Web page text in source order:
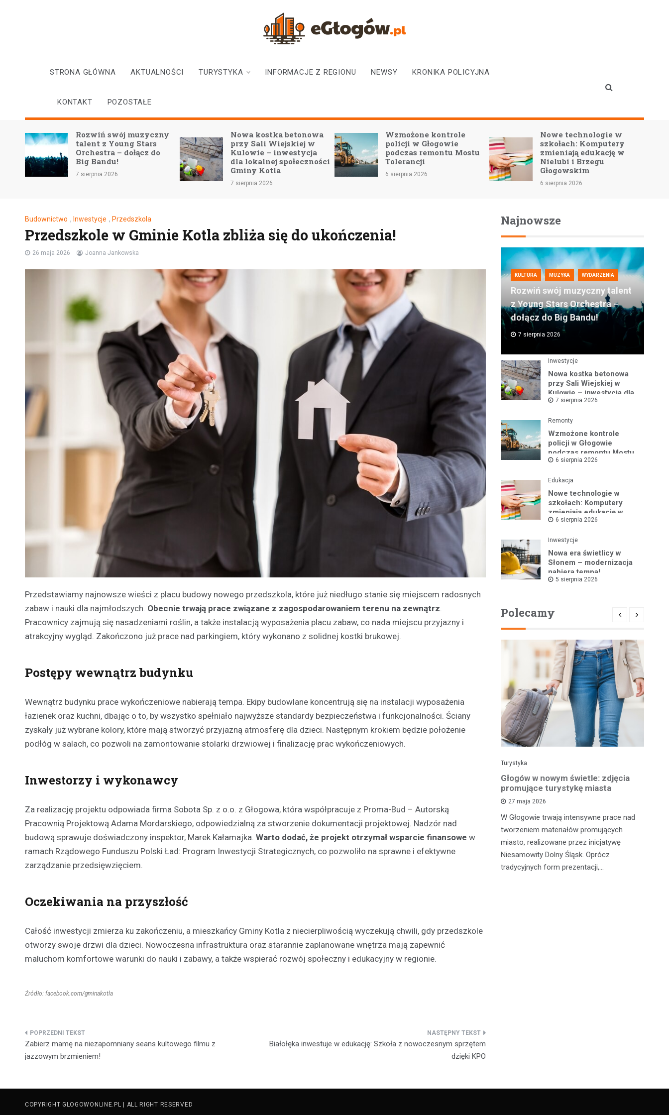
STRONA GŁÓWNA AKTUALNOŚCI TURYSTYKA INFORMACJE Z REGIONU NEWSY KRONIKA POLICYJNA
KONTAKT POZOSTAŁE
Rozwiń swój muzyczny
talent z Young Stars
Orchestra – dołącz do
Big Bandu!
7 sierpnia 2026
Nowa kostka betonowa
przy Sali Wiejskiej w
Kulowie – inwestycja
dla lokalnej społeczności
Gminy Kotla
7 sierpnia 2026
Wzmożone kontrole
policji w Głogowie
podczas remontu Mostu
Tolerancji
6 sierpnia 2026
Nowe technologie w
szkołach: Komputery
zmieniają edukację w
Nielubi i Brzegu
Głogowskim
6 sierpnia 2026
Budownictwo , Inwestycje , Przedszkola
Przedszkole w Gminie Kotla zbliża się do ukończenia!
26 maja 2026 Joanna Jankowska
Przedstawiamy najnowsze wieści z placu budowy nowego przedszkola, które już niedługo stanie się miejscem radosnych
zabaw i nauki dla najmłodszych. Obecnie trwają prace związane z zagospodarowaniem terenu na zewnątrz.
Pracownicy zajmują się nasadzeniami roślin, a także instalacją wyposażenia placu zabaw, co nada miejscu przyjazny i
atrakcyjny wygląd. Zakończono już prace nad parkingiem, który wykonano z solidnej kostki brukowej.
Postępy wewnątrz budynku
Wewnątrz budynku prace wykończeniowe nabierają tempa. Ekipy budowlane koncentrują się na instalacji wyposażenia
łazienek oraz kuchni, dbając o to, by wszystko spełniało najwyższe standardy bezpieczeństwa i funkcjonalności. Ściany
zyskały już wybrane kolory, które mają stworzyć przyjazną atmosferę dla dzieci. Następnym krokiem będzie położenie
podłóg w salach, co pozwoli na zamontowanie stolarki drzwiowej i finalizację prac wykończeniowych.
Inwestorzy i wykonawcy
Za realizację projektu odpowiada firma Sobota Sp. z o.o. z Głogowa, która współpracuje z Proma-Bud – Autorską
Pracownią Projektową Adama Mordarskiego, odpowiedzialną za stworzenie dokumentacji projektowej. Nadzór nad
budową sprawuje doświadczony inspektor, Marek Kałamajka. Warto dodać, że projekt otrzymał wsparcie finansowe w
ramach Rządowego Funduszu Polski Ład: Program Inwestycji Strategicznych, co pozwoliło na sprawne i efektywne
zarządzanie przedsięwzięciem.
Oczekiwania na przyszłość
Całość inwestycji zmierza ku zakończeniu, a mieszkańcy Gminy Kotla z niecierpliwością wyczekują chwili, gdy przedszkole
otworzy swoje drzwi dla dzieci. Nowoczesna infrastruktura oraz starannie zaplanowane wnętrza mają zapewnić
maluchom komfortowe warunki do nauki i zabawy, a także wspierać rozwój społeczny i edukacyjny w regionie.
Źródło: facebook.com/gminakotla
Nawigacja
wpisu
Zabierz mamę na niezapomniany seans kultowego filmu z
jazzowym brzmieniem!
Białołęka inwestuje w edukację: Szkoła z nowoczesnym sprzętem
dzięki KPO
Najnowsze
KULTURA MUZYKA WYDARZENIA
Rozwiń swój muzyczny talent
z Young Stars Orchestra –
dołącz do Big Bandu!
7 sierpnia 2026
Inwestycje
Nowa kostka betonowa
przy Sali Wiejskiej w
Kulowie – inwestycja dla
lokalnej społeczności
7 sierpnia 2026
Remonty
Wzmożone kontrole
policji w Głogowie
podczas remontu Mostu
Tolerancji
6 sierpnia 2026
Edukacja
Nowe technologie w
szkołach: Komputery
zmieniają edukację w
Nielubi i Brzegu
6 sierpnia 2026
Inwestycje
Nowa era świetlicy w
Słonem – modernizacja
nabiera tempa!
5 sierpnia 2026
Polecamy
30 grudnia 2021
Masz wolny weekend i chciałbyś zrobić coś
ciekawego? A może planujesz zabrać
swoją drugą połówkę na romantyczną
Turystyka
Głogów w nowym świetle: zdjęcia
promujące turystykę miasta
27 maja 2026
W Głogowie trwają intensywne prace nad
tworzeniem materiałów promujących
miasto, realizowane przez inicjatywę
Niesamowity Dolny Śląsk. Oprócz
tradycyjnych form prezentacji,…
COPYRIGHT GLOGOWONLINE.PL | ALL RIGHT RESERVED